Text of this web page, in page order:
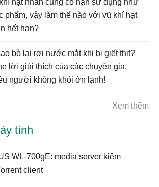
hạt nhân cũng có hạn sử dụng như
phẩm, vậy làm thế nào với vũ khí hạt
hết hạn?
bò lại rơi nước mắt khi bị giết thịt?
lời giải thích của các chuyên gia,
người không khỏi ớn lạnh!
Xem thêm
tính
WL-700gE: media server kiêm
client